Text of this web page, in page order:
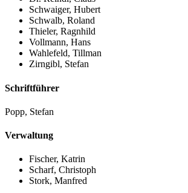
Schwaiger, Hubert
Schwalb, Roland
Thieler, Ragnhild
Vollmann, Hans
Wahlefeld, Tillman
Zirngibl, Stefan
Schriftführer
Popp, Stefan
Verwaltung
Fischer, Katrin
Scharf, Christoph
Stork, Manfred